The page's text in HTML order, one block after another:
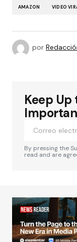
AMAZON VIDEO
por
Keep
By pressing the
read and are